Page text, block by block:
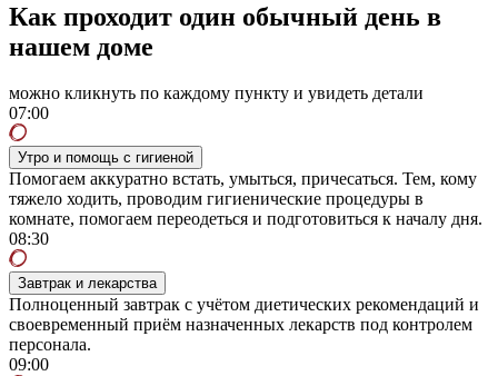
Как проходит один обычный день в
нашем доме
можно кликнуть по каждому пункту и увидеть детали
07:00
Утро и помощь с гигиеной
Помогаем аккуратно встать, умыться, причесаться. Тем, кому
тяжело ходить, проводим гигиенические процедуры в
комнате, помогаем переодеться и подготовиться к началу дня.
08:30
Завтрак и лекарства
Полноценный завтрак с учётом диетических рекомендаций и
своевременный приём назначенных лекарств под контролем
персонала.
09:00